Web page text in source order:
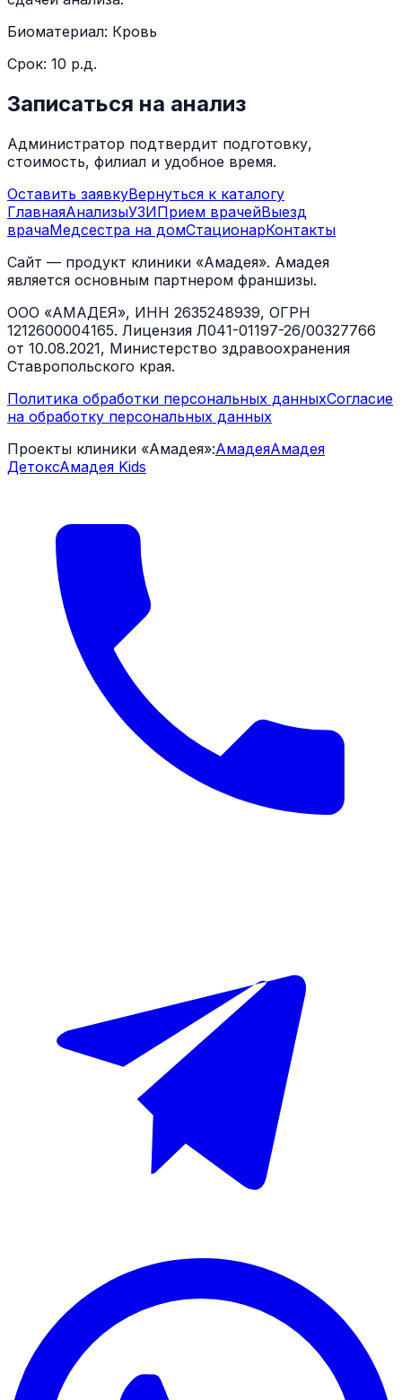
Биоматериал: Кровь
Срок: 10 р.д.
Записаться на анализ
Администратор подтвердит подготовку,
стоимость, филиал и удобное время.
Оставить заявкуВернуться к каталогу
ГлавнаяАнализыУЗИПрием врачейВыезд
врачаМедсестра на домСтационарКонтакты
Сайт — продукт клиники «Амадея». Амадея
является основным партнером франшизы.
ООО «АМАДЕЯ», ИНН 2635248939, ОГРН
1212600004165. Лицензия Л041-01197-26/00327766
от 10.08.2021, Министерство здравоохранения
Ставропольского края.
Политика обработки персональных данныхСогласие
на обработку персональных данных
Проекты клиники «Амадея»:АмадеяАмадея
ДетоксАмадея Kids